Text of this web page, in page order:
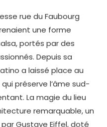
rue du Faubourg
une forme
portés par des
Depuis sa
a laissé place au
préserve l’âme sud-
La magie du lieu
remarquable, un
Gustave Eiffel, doté